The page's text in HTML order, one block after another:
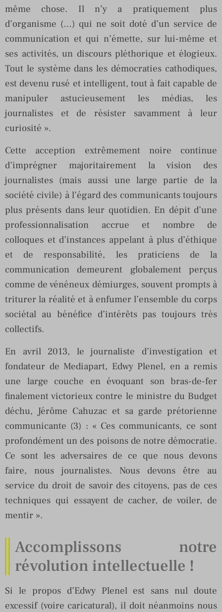
même chose. Il n’y a pratiquement plus
d’organisme (…) qui ne soit doté d’un service de
communication et qui n’émette, sur lui-même et
ses activités, un discours pléthorique et élogieux.
Tout le système dans les démocraties cathodiques,
est devenu rusé et intelligent, tout à fait capable de
manipuler astucieusement les médias, les
journalistes et de résister savamment à leur
curiosité ».
Cette acception extrêmement noire continue
d’imprégner majoritairement la vision des
journalistes (mais aussi une large partie de la
société civile) à l’égard des communicants toujours
plus présents dans leur quotidien. En dépit d’une
professionnalisation accrue et nombre de
colloques et d’instances appelant à plus d’éthique
et de responsabilité, les praticiens de la
communication demeurent globalement perçus
comme de vénéneux démiurges, souvent prompts à
triturer la réalité et à enfumer l’ensemble du corps
sociétal au bénéfice d’intérêts pas toujours très
collectifs.
En avril 2013, le journaliste d’investigation et
fondateur de Mediapart, Edwy Plenel, en a remis
une large couche en évoquant son bras-de-fer
finalement victorieux contre le ministre du Budget
déchu, Jérôme Cahuzac et sa garde prétorienne
communicante (3) : « Ces communicants, ce sont
profondément un des poisons de notre démocratie.
Ce sont les adversaires de ce que nous devons
faire, nous journalistes. Nous devons être au
service du droit de savoir des citoyens, pas de ces
techniques qui essayent de cacher, de voiler, de
mentir ».
Accomplissons notre
révolution intellectuelle !
Si le propos d’Edwy Plenel est sans nul doute
excessif (voire caricatural), il doit néanmoins nous